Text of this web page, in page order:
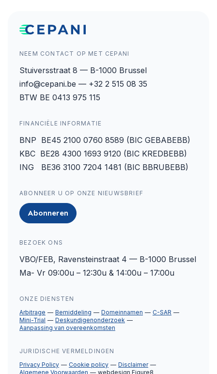
NEEM CONTACT OP MET CEPANI
Stuiversstraat 8 — B-1000 Brussel
info@cepani.be — +32 2 515 08 35
BTW BE 0413 975 115
FINANCIËLE INFORMATIE
BNP BE45 2100 0760 8589 (BIC GEBABEBB)
KBC BE28 4300 1693 9120 (BIC KREDBEBB)
ING BE36 3100 7204 1481 (BIC BBRUBEBB)
ABONNEER U OP ONZE NIEUWSBRIEF
Abonneren
BEZOEK ONS
VBO/FEB, Ravensteinstraat 4 — B-1000 Brussel
Ma- Vr 09:00u – 12:30u & 14:00u – 17:00u
ONZE DIENSTEN
Arbitrage
Bemiddeling Domeinnamen
C-SAR
Mini-Trial
Deskundigenonderzoek
Aanpassing van overeenkomsten
JURIDISCHE VERMELDINGEN
Privacy Policy
Cookie policy
Disclaimer
Algemene Voorwaarden
webdesign Figure8